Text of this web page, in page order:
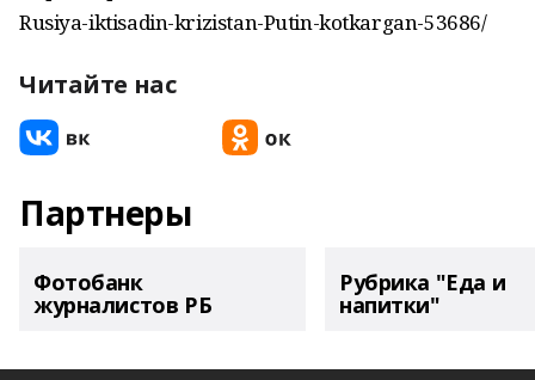
Rusiya-iktisadin-krizistan-Putin-kotkargan-53686/
Читайте нас
Партнеры
Фотобанк
журналистов РБ
Рубрика "Еда и
напитки"